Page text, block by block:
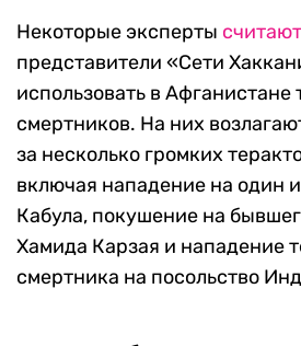
Некоторые эксперты считают
представители «Сети
использовать в Афганистане
смертников. На них
за несколько громких
включая нападение на один
Кабула, покушение на
Хамида Карзая и нападение
смертника на посольство